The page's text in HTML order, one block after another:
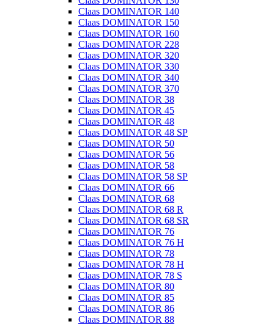
Claas DOMINATOR 140
Claas DOMINATOR 150
Claas DOMINATOR 160
Claas DOMINATOR 228
Claas DOMINATOR 320
Claas DOMINATOR 330
Claas DOMINATOR 340
Claas DOMINATOR 370
Claas DOMINATOR 38
Claas DOMINATOR 45
Claas DOMINATOR 48
Claas DOMINATOR 48 SP
Claas DOMINATOR 50
Claas DOMINATOR 56
Claas DOMINATOR 58
Claas DOMINATOR 58 SP
Claas DOMINATOR 66
Claas DOMINATOR 68
Claas DOMINATOR 68 R
Claas DOMINATOR 68 SR
Claas DOMINATOR 76
Claas DOMINATOR 76 H
Claas DOMINATOR 78
Claas DOMINATOR 78 H
Claas DOMINATOR 78 S
Claas DOMINATOR 80
Claas DOMINATOR 85
Claas DOMINATOR 86
Claas DOMINATOR 88